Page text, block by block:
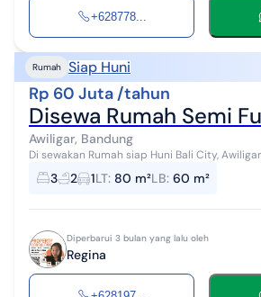
+628778...
Rumah Siap Huni
Rp 60 Juta /tahun
Disewa Rumah Semi
Awiligar, Bandung
Di sewakan Rumah siap Huni Bali City,
Lb 60 m² 3 KT 2 KM Carport Air artesis komplek Kitchen set Hrga
60JT / ...
3 2 1LT: 80 m²LB: 60 m²
Diperbarui 3 bulan yang lalu oleh
Regina